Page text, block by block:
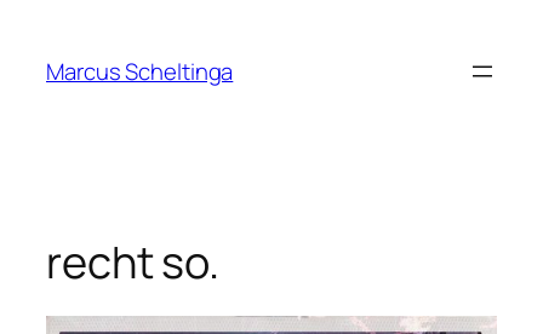
springen
Marcus Scheltinga
recht so.